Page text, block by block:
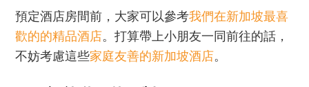
預定酒店房間前，大家可以參考我們在新加坡最喜
歡的的精品酒店。打算帶上小朋友一同前往的話，
不妨考慮這些家庭友善的新加坡酒店。